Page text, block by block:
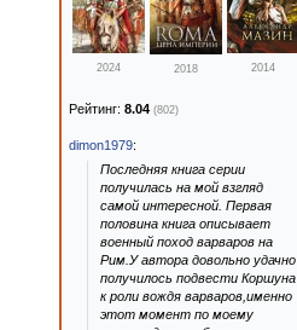
2024 2018 2014
Рейтинг: 8.04 (802)
dimon1979:
Последняя книга серии
получилась на мой взгляд
самой интересной. Первая
половина книга описывает
военный поход варваров на
Рим.У автора довольно удачно
получилось подвести Коршуна
к роли вождя варваров,именно
этот момент по моему